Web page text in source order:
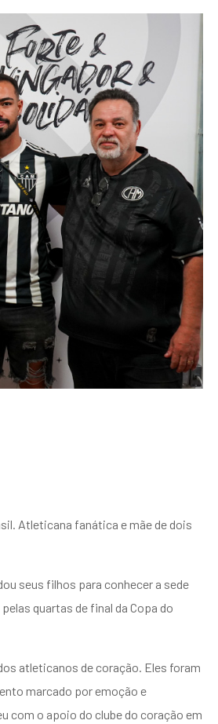
Atleticana fanática e mãe de dois
seus filhos para conhecer a sede
quartas de final da Copa do
atleticanos de coração. Eles foram
marcado por emoção e
com o apoio do clube do coração em